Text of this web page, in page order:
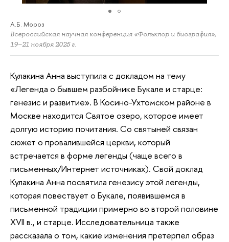
А.Б. Мороз
Всероссийская научная конференция «Фольклор и биография»,
19–21 ноября 2025 г.
Кулакина Анна выступила с докладом на тему
«Легенда о бывшем разбойнике Букале и старце:
генезис и развитие». В Косино-Ухтомском районе в
Москве находится Святое озеро, которое имеет
долгую историю почитания. Со святыней связан
сюжет о провалившейся церкви, который
встречается в форме легенды (чаще всего в
письменных/Интернет источниках). Свой доклад
Кулакина Анна посвятила генезису этой легенды,
которая повествует о Букале, появившемся в
письменной традиции примерно во второй половине
XVII в., и старце. Исследовательница также
рассказала о том, какие изменения претерпел образ